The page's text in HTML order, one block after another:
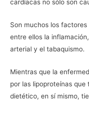
cardíacas no sólo son
Son muchos los
entre ellos la
arterial y el tabaquismo.
Mientras que la
por las lipoproteínas
dietético, en sí mismo,